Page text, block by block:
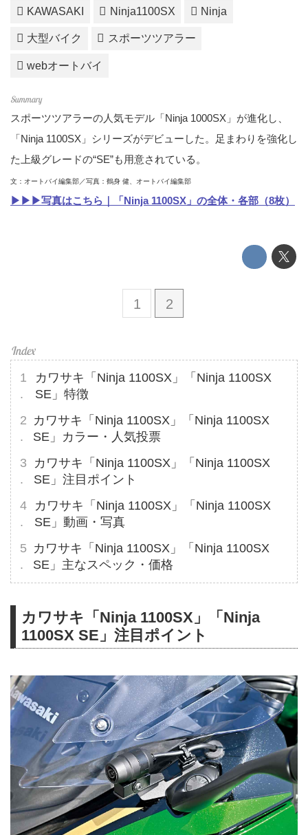
KAWASAKI Ninja1100SX Ninja
大型バイク スポーツツアラー
webオートバイ
スポーツツアラーの人気モデル「Ninja 1000SX」が進化し、
「Ninja 1100SX」シリーズがデビューした。足まわりを強化し
た上級グレードの“SE”も用意されている。
文：オートバイ編集部／写真：鶴身 健、オートバイ編集部
▶▶▶写真はこちら｜「Ninja 1100SX」の全体・各部（8枚）
1 2
カワサキ「Ninja 1100SX」「Ninja 1100SX
SE」特徴
カワサキ「Ninja 1100SX」「Ninja 1100SX
SE」カラー・人気投票
カワサキ「Ninja 1100SX」「Ninja 1100SX
SE」注目ポイント
カワサキ「Ninja 1100SX」「Ninja 1100SX
SE」動画・写真
カワサキ「Ninja 1100SX」「Ninja 1100SX
SE」主なスペック・価格
カワサキ「Ninja 1100SX」「Ninja
1100SX SE」注目ポイント